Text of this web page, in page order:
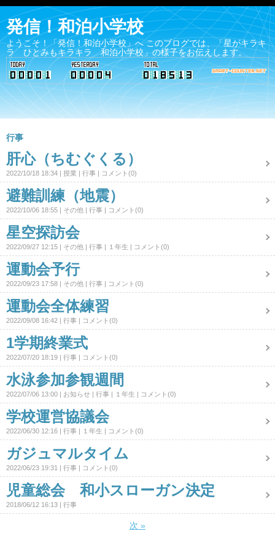
発信！和泊小学校
ようこそ！「発信！和泊小学校」へ このブログでは、「星がキラキ
ラ ひとみもキラキラ 和泊小学校」の様子をお伝えします。
行事
肝心（ちむぐくる）
2022/10/18 18:34 授業 行事 コメント(0)
避難訓練（地震）
2022/10/06 18:55 その他 行事 コメント(0)
星空探訪会
2022/09/27 12:15 その他 行事 １年生 コメント(0)
運動会予行
2022/09/23 17:58 その他 行事 コメント(0)
運動会全体練習
2022/09/08 16:42 行事 コメント(0)
1学期終業式
2022/07/20 18:19 行事 コメント(0)
水泳参加参観週間
2022/07/06 13:00 お知らせ 行事 １年生 コメント(0)
学校運営協議会
2022/06/30 12:16 行事 １年生 コメント(0)
ガジュマルタイム
2022/06/23 19:31 行事 コメント(0)
児童総会 和小スローガン決定
2018/06/12 16:13 行事
次 »